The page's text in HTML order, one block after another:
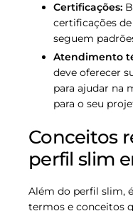
Certificações:
certificações
seguem
Atendimento
deve oferecer
para ajudar na
para o seu
Conceitos
perfil slim
Além do perfil slim,
termos e conceitos